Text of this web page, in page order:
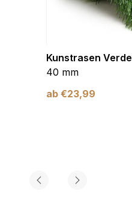
Kunstrasen Verde
40 mm
ab €23,99